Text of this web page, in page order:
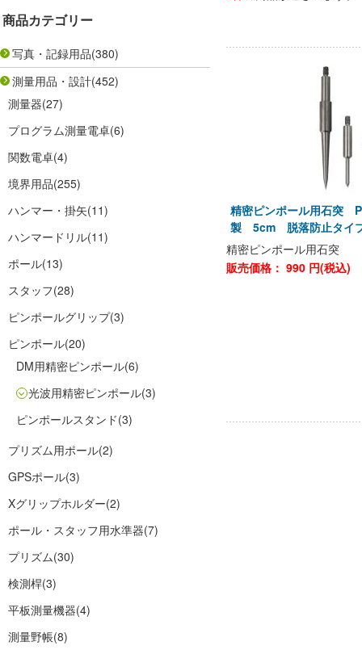
商品カテゴリー
写真・記録用品(380)
測量用品・設計(452)
測量器(27)
プログラム測量電卓(6)
関数電卓(4)
境界用品(255)
ハンマー・掛矢(11)
ハンマードリル(11)
ポール(13)
スタッフ(28)
ピンポールグリップ(3)
ピンポール(20)
DM用精密ピンポール(6)
光波用精密ピンポール(3)
ピンポールスタンド(3)
プリズム用ポール(2)
GPSポール(3)
Xグリップホルダー(2)
ポール・スタッフ用水準器(7)
プリズム(30)
検測桿(3)
平板測量機器(4)
測量野帳(8)
精密ピンポール用石突
製 5cm 脱落防止タイ
精密ピンポール用石突
販売価格： 990 円(税込)